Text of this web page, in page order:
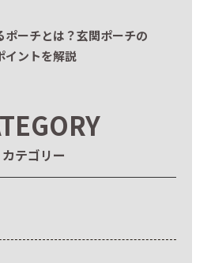
ポーチとは？玄関ポーチの
イントを解説
カテゴリー